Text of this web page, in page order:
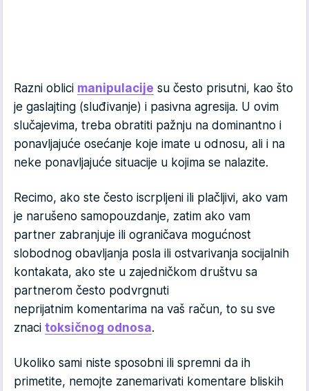
Razni oblici manipulacije su često prisutni, kao što
je gaslajting (sluđivanje) i pasivna agresija. U ovim
slučajevima, treba obratiti pažnju na dominantno i
ponavljajuće osećanje koje imate u odnosu, ali i na
neke ponavljajuće situacije u kojima se nalazite.
Recimo, ako ste često iscrpljeni ili plačljivi, ako vam
je narušeno samopouzdanje, zatim ako vam
partner zabranjuje ili ograničava mogućnost
slobodnog obavljanja posla ili ostvarivanja socijalnih
kontakata, ako ste u zajedničkom društvu sa
partnerom često podvrgnuti
neprijatnim komentarima na vaš račun, to su sve
znaci toksičnog odnosa.
Ukoliko sami niste sposobni ili spremni da ih
primetite, nemojte zanemarivati komentare bliskih